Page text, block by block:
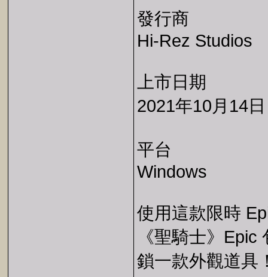
發行商
Hi-Rez Studios
上市日期
2021年10月14日
平台
Windows
使用這款限時
《聖騎士》
鎖一款外觀道具